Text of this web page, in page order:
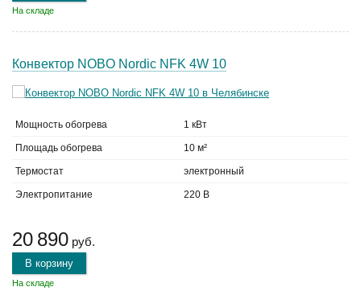
На складе
Конвектор NOBO Nordic NFK 4W 10
Мощность обогрева 1 кВт
Площадь обогрева 10 м²
Термостат электронный
Электропитание 220 В
20 890 руб.
В корзину
На складе